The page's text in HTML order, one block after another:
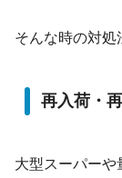
そんな時の対処
再入荷・
大型スーパーや